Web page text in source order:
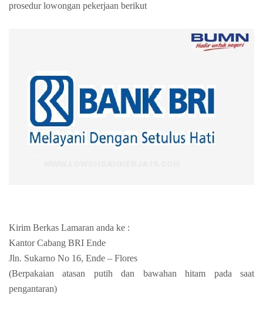
prosedur lowongan pekerjaan berikut
Kirim Berkas Lamaran anda ke :
Kantor Cabang BRI Ende
Jln. Sukarno No 16, Ende – Flores
(Berpakaian atasan putih dan bawahan hitam pada saat
pengantaran)